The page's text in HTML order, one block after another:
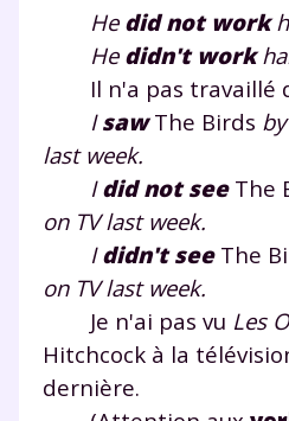
He did not work
He didn't work
Il n'a pas travaillé
IsawThe Birds
last week.
Idid not seeThe
on TV last week.
Ididn't seeThe
on TV last week.
Je n'ai pas vu Les
Hitchcock à la
dernière.